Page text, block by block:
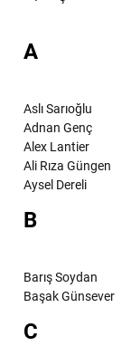
A
Aslı Sarıoğlu
Adnan Genç
Alex Lantier
Ali Rıza Güngen
Aysel Dereli
B
Barış Soydan
Başak Günsever
C